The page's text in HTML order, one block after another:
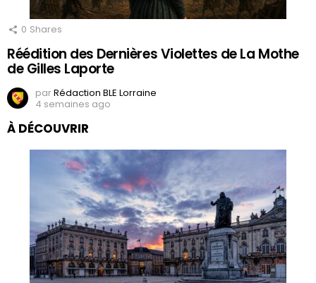
0 Shares
Réédition des Dernières Violettes de La Mothe
de Gilles Laporte
parRédaction BLE Lorraine
4 semaines ago
À DÉCOUVRIR